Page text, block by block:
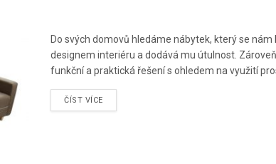
Do svých domovů hledáme nábytek, který se nám
designem interiéru a dodává mu útulnost.
funkční a praktická řešení s ohledem na využití
ČÍST VÍCE